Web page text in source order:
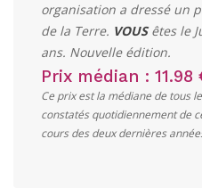
organisation a dressé un
de la Terre. VOUSêtes le
ans. Nouvelle édition.
Prix médian : 11.98
Ce prix est la médiane de tous
constatés quotidiennement de
cours des deux dernières